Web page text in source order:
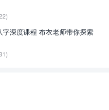
字深度课程 布衣老师带你探索